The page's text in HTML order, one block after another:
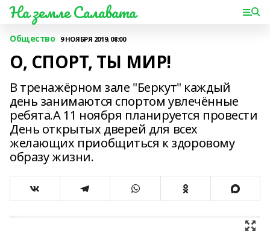
На земле Салавата
Общество 9 НОЯБРЯ 2019, 08:00
О, СПОРТ, ТЫ МИР!
В тренажёрном зале "Беркут" каждый
день занимаются спортом увлечённые
ребята.А 11 ноября планируется провести
День открытых дверей для всех
желающих приобщиться к здоровому
образу жизни.